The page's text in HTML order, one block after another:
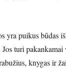
yra puikus būdas
turi
knygas ir